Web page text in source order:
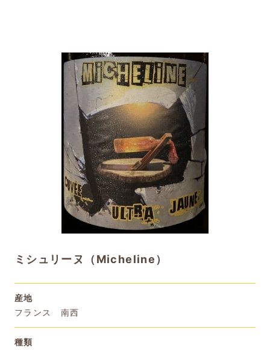
ミシュリーヌ（Micheline）
産地
フランス 南西
種類